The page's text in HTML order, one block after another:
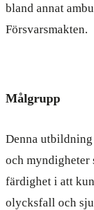
bland annat
Försvarsmakten.
Målgrupp
Denna
och myndigheter
färdighet i att
olycksfall och